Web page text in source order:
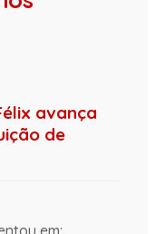
avança
de
em: